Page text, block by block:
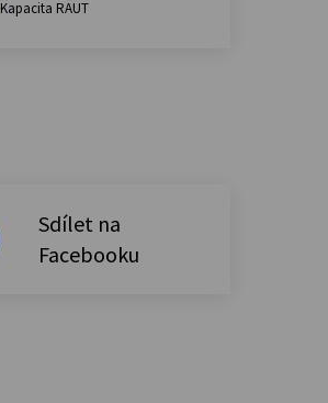
Kapacita RAUT
Sdílet na
Facebooku